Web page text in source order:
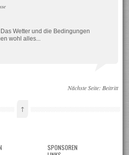
Wetter und die Bedingungen
wohl alles...
Nächste Seite: Beitritt
↑
SPONSOREN